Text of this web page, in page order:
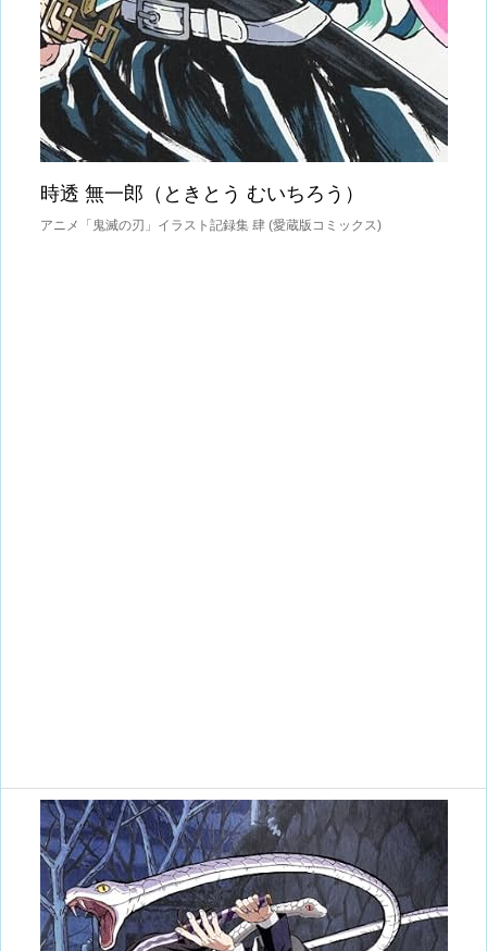
時透 無一郎（ときとう むいちろう）
アニメ「鬼滅の刃」イラスト記録集 肆 (愛蔵版コミックス)